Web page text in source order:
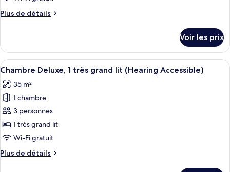
type
de
Suite
Présidentielle,
1
chambre
(View)
Plus de détails
Plus
le
type
de
Suite
Présidentielle,
chambre
(View)
Voir les prix
Afficher
toutes
les
photos
pour
ce
type
chambre :
Literie de qualité supérieure, couette
6
Chambre Deluxe, 1 très grand lit (Hearing Accessible)
35 m²
1 chambre
3 personnes
1 très grand lit
Wi-Fi gratuit
Plus de détails
Plus